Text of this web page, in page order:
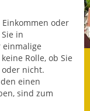
noch
oder
in
Rolle, ob Sie
oder nicht.
einen
sind zum